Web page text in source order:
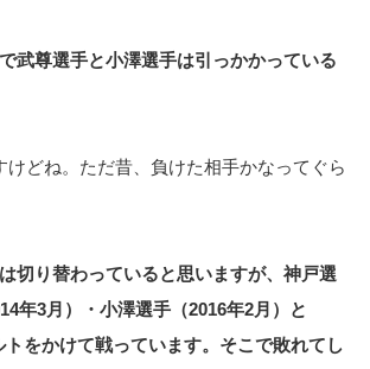
尊選手と小澤選手は引っかかっている
けどね。ただ昔、負けた相手かなってぐら
り替わっていると思いますが、神戸選
年3月）・小澤選手（2016年2月）と
をかけて戦っています。そこで敗れてし